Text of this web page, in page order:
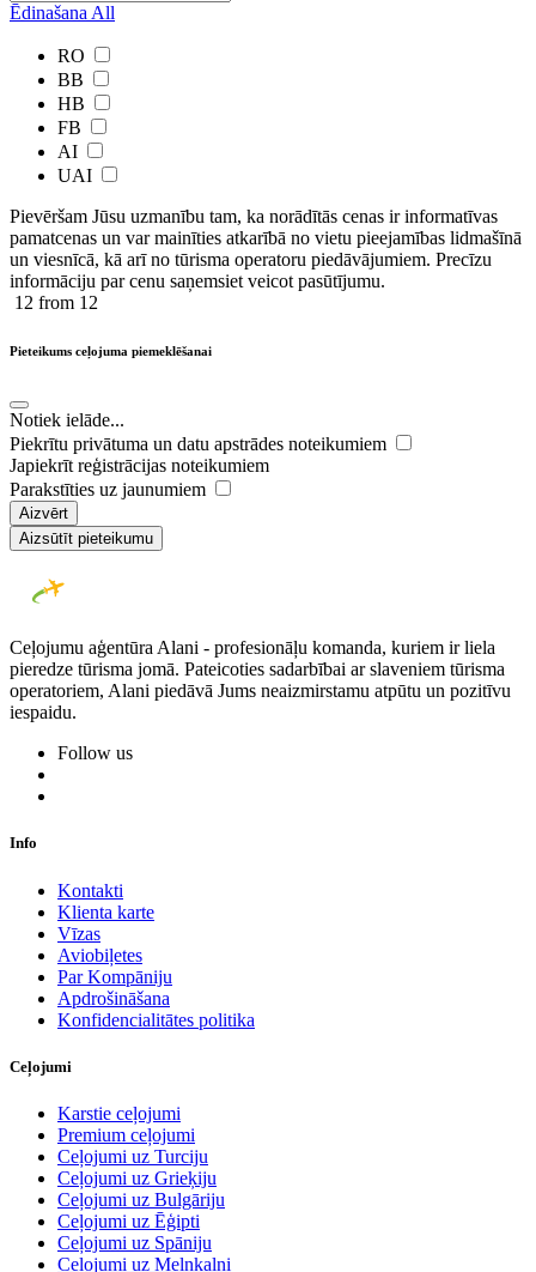
Ēdinašana All
RO
BB
HB
FB
AI
UAI
Pievēršam Jūsu uzmanību tam, ka norādītās cenas ir ​informatīvas ​
pamatcenas un var mainīties atkarībā ​no ​vietu pieejamības lidmašīnā
un viesnīcā, kā arī no tūrisma operatoru piedāvājumiem. Precīzu
informāciju par cenu saņemsiet veicot pasūtījumu.
12 from 12
Pieteikums ceļojuma piemeklēšanai
Notiek ielāde...
Piekrītu privātuma un datu apstrādes noteikumiem
Japiekrīt reģistrācijas noteikumiem
Parakstīties uz jaunumiem
Aizvērt
Aizsūtīt pieteikumu
Ceļojumu aģentūra Alani - profesionāļu komanda, kuriem ir liela
pieredze tūrisma jomā. Pateicoties sadarbībai ar slaveniem tūrisma
operatoriem, Alani piedāvā Jums neaizmirstamu atpūtu un pozitīvu
iespaidu.
Follow us
Info
Kontakti
Klienta karte
Vīzas
Aviobiļetes
Par Kompāniju
Apdrošināšana
Konfidencialitātes politika
Ceļojumi
Karstie ceļojumi
Premium ceļojumi
Ceļojumi uz Turciju
Ceļojumi uz Grieķiju
Ceļojumi uz Bulgāriju
Ceļojumi uz Ēģipti
Ceļojumi uz Spāniju
Ceļojumi uz Melnkalni